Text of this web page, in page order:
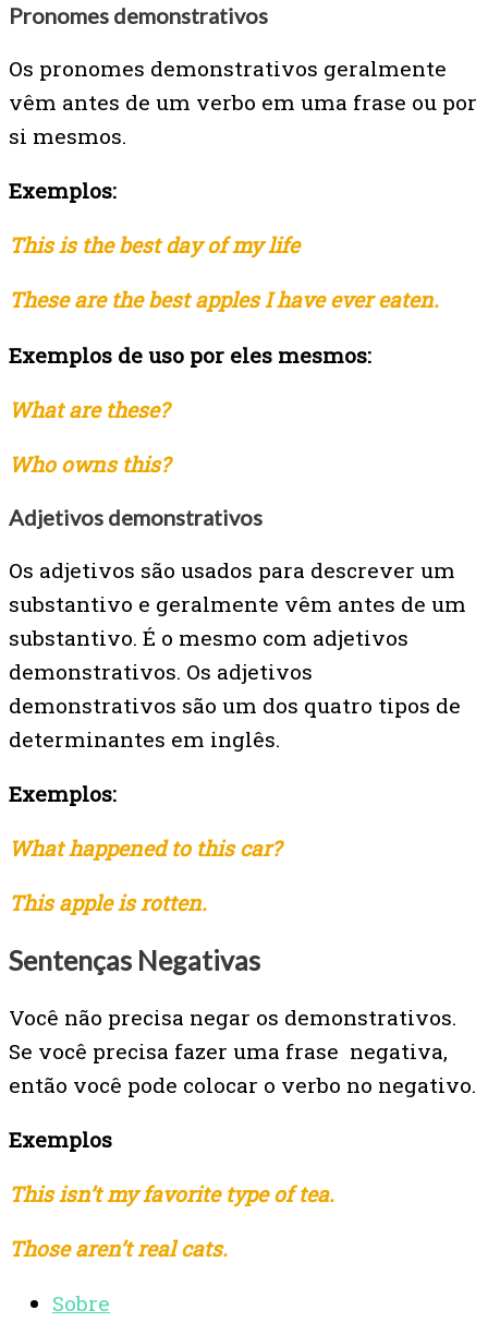
Pronomes demonstrativos
Os pronomes demonstrativos geralmente
vêm antes de um verbo em uma frase ou por
si mesmos.
Exemplos:
This is the best day of my life
These are the best apples I have ever eaten.
Exemplos de uso por eles mesmos:
What are these?
Who owns this?
Adjetivos demonstrativos
Os adjetivos são usados para descrever um
substantivo e geralmente vêm antes de um
substantivo. É o mesmo com adjetivos
demonstrativos. Os adjetivos
demonstrativos são um dos quatro tipos de
determinantes em inglês.
Exemplos:
What happened to this car?
This apple is rotten.
Sentenças Negativas
Você não precisa negar os demonstrativos.
Se você precisa fazer uma frase negativa,
então você pode colocar o verbo no negativo.
Exemplos
This isn’t my favorite type of tea.
Those aren’t real cats.
Sobre